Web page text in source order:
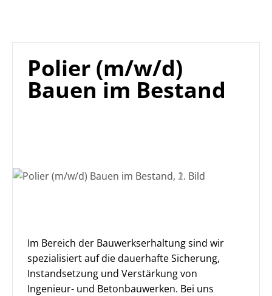
Polier (m/w/d)
Bauen im Bestand
Im Bereich der Bauwerkserhaltung sind wir
spezialisiert auf die dauerhafte Sicherung,
Instandsetzung und Verstärkung von
Ingenieur- und Betonbauwerken. Bei uns